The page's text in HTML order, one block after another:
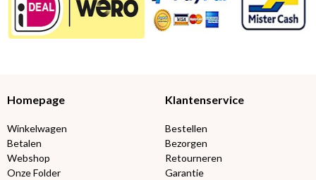
Homepage
Winkelwagen
Betalen
Webshop
Onze Folder
Klantenservice
Bestellen
Bezorgen
Retourneren
Garantie